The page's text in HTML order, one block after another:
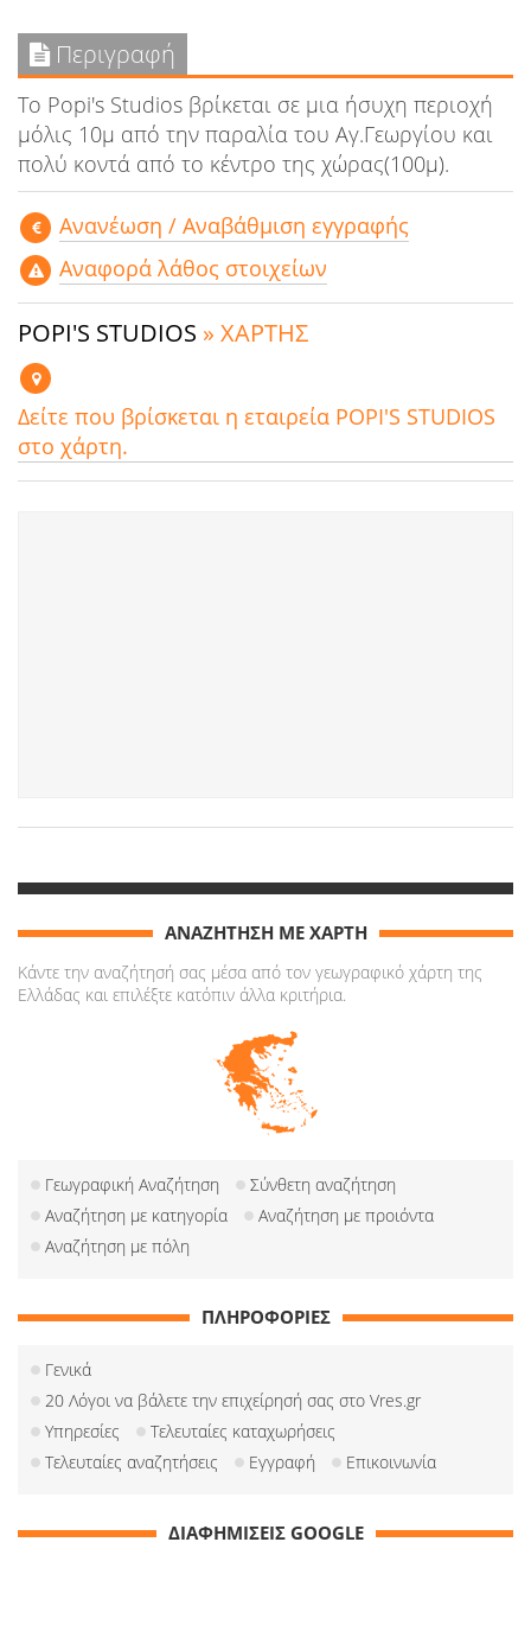
Περιγραφή
Το Popi's Studios βρίκεται σε μια ήσυχη περιοχή
μόλις 10μ από την παραλία του Αγ.Γεωργίου και
πολύ κοντά από το κέντρο της χώρας(100μ).
Aνανέωση / Αναβάθμιση εγγραφής
Αναφορά λάθος στοιχείων
POPI'S STUDIOS » ΧΑΡΤΗΣ
Δείτε που βρίσκεται η εταιρεία POPI'S STUDIOS
στο χάρτη.
ΑΝΑΖΗΤΗΣΗ ΜΕ ΧΑΡΤΗ
Κάντε την αναζήτησή σας μέσα από τον γεωγραφικό χάρτη της
Ελλάδας και επιλέξτε κατόπιν άλλα κριτήρια.
Γεωγραφική Αναζήτηση
Σύνθετη αναζήτηση
Αναζήτηση με κατηγορία
Αναζήτηση με προιόντα
Αναζήτηση με πόλη
ΠΛΗΡΟΦΟΡΙΕΣ
Γενικά
20 Λόγοι να βάλετε την επιχείρησή σας στο Vres.gr
Υπηρεσίες
Τελευταίες καταχωρήσεις
Τελευταίες αναζητήσεις
Εγγραφή Επικοινωνία
ΔΙΑΦΗΜΙΣΕΙΣ GOOGLE